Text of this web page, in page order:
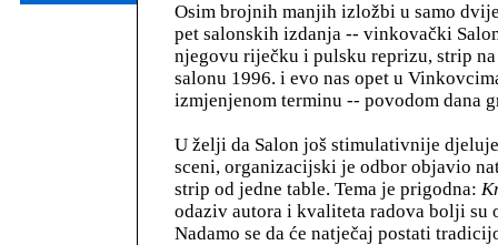
Osim brojnih manjih izložbi u samo
pet salonskih izdanja -- vinkovački
njegovu riječku i pulsku reprizu, strip
salonu 1996. i evo nas opet u
izmjenjenom terminu -- povodom dana
U želji da Salon još stimulativnije
sceni, organizacijski je odbor objavio
strip od jedne table. Tema je prigodna:
odaziv autora i kvaliteta radova bolji su
Nadamo se da će natječaj postati